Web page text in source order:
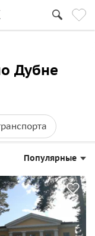
Дубне
Популярные